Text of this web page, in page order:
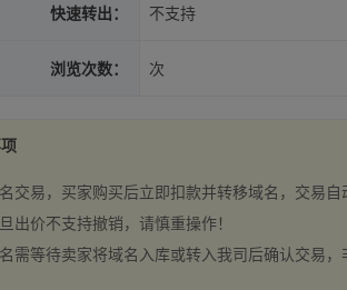
快速转出： 不支持
浏览次数： 次
交易，买家购买后立即扣款并转移域名，交易
出价不支持撤销，请慎重操作！
需等待卖家将域名入库或转入我司后确认交易